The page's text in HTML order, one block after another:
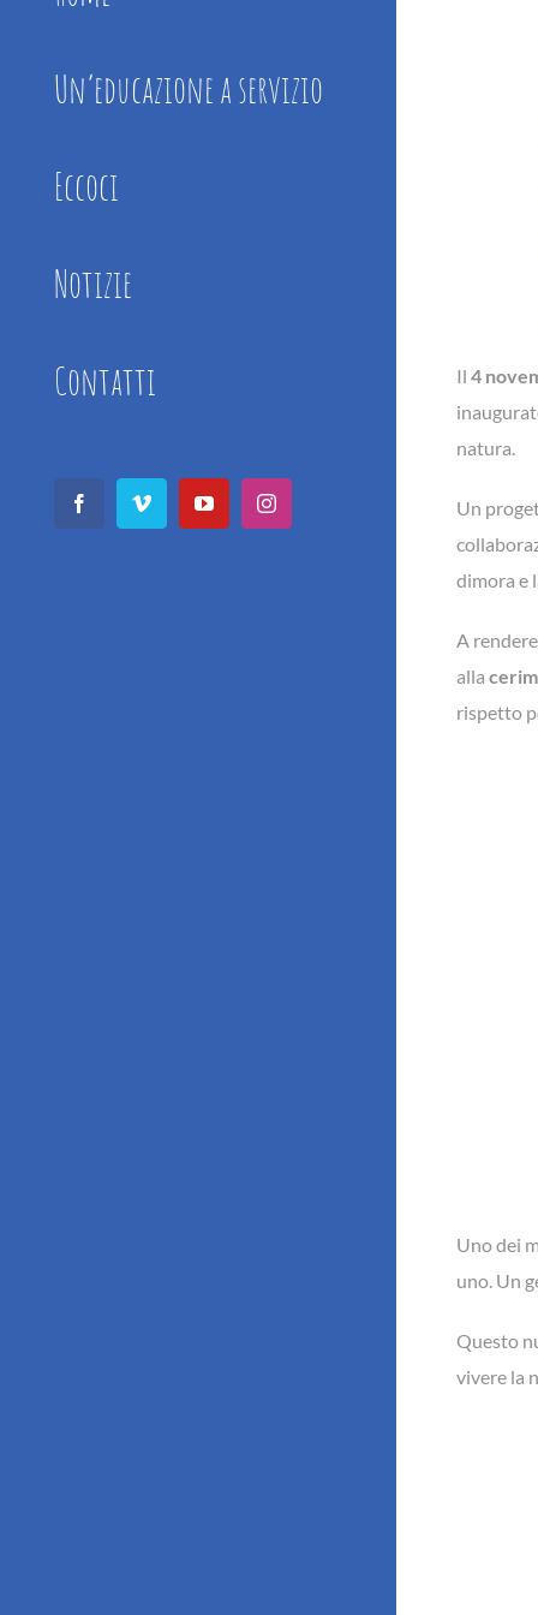
Un’educazione a servizio
Eccoci
Notizie
Contatti
FacebookVimeo YouTubeInstagram
Il 4
natura.
Un
dimora e
A
alla
rispetto
Uno dei
uno. Un
Questo
vivere la